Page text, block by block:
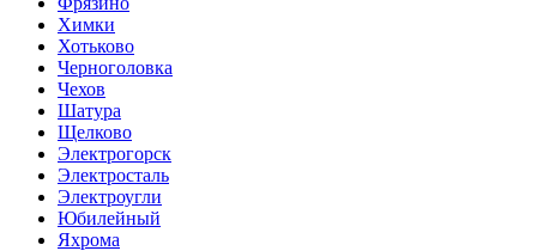
Химки
Хотьково
Черноголовка
Чехов
Шатура
Щелково
Электрогорск
Электросталь
Электроугли
Юбилейный
Яхрома